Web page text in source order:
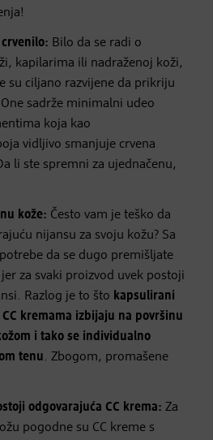
Bilo da se radi o
kapilarima ili nadraženoj koži,
su ciljano razvijene da prikriju
sadrže minimalni udeo
koja kao
vidljivo smanjuje crvena
li ste spremni za ujednačenu,
kože: Često vam je teško da
nijansu za svoju kožu? Sa
da se dugo premišljate
za svaki proizvod uvek postoji
Razlog je to što kapsulirani
CC kremama izbijaju na površinu
i tako se individualno
tenu. Zbogom, promašene
odgovarajuća CC krema: Za
pogodne su CC kreme s